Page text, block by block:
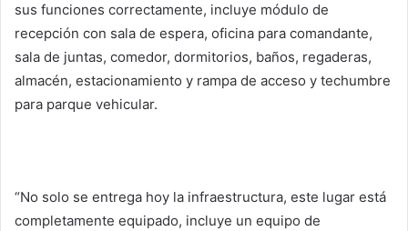
sus funciones correctamente, incluye módulo de
recepción con sala de espera, oficina para comandante,
sala de juntas, comedor, dormitorios, baños, regaderas,
almacén, estacionamiento y rampa de acceso y techumbre
para parque vehicular.
“No solo se entrega hoy la infraestructura, este lugar está
completamente equipado, incluye un equipo de